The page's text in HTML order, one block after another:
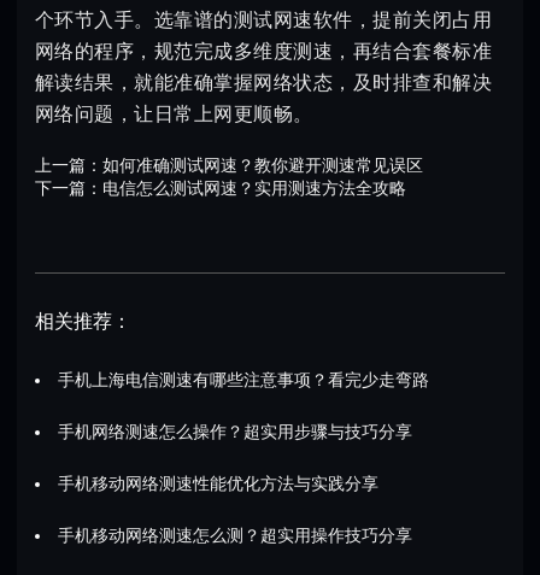
个环节入手。选靠谱的测试网速软件，提前关闭占用
网络的程序，规范完成多维度测速，再结合套餐标准
解读结果，就能准确掌握网络状态，及时排查和解决
网络问题，让日常上网更顺畅。
上一篇： 如何准确测试网速？教你避开测速常见误区
下一篇： 电信怎么测试网速？实用测速方法全攻略
相关推荐：
手机上海电信测速有哪些注意事项？看完少走弯路
手机网络测速怎么操作？超实用步骤与技巧分享
手机移动网络测速性能优化方法与实践分享
手机移动网络测速怎么测？超实用操作技巧分享